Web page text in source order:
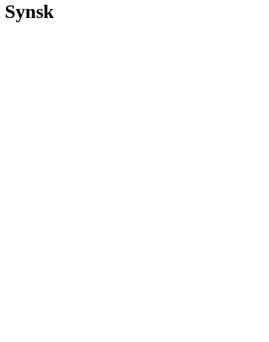
Synsk